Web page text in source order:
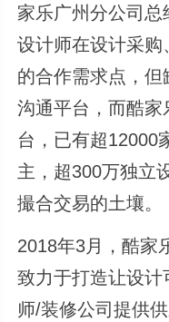
家乐广州分公司
设计师在设计采
的合作需求点，
沟通平台，而酷
台，已有超12000
主，超300万独立
撮合交易的土壤。
2018年3月，酷家
致力于打造让设
师/装修公司提供